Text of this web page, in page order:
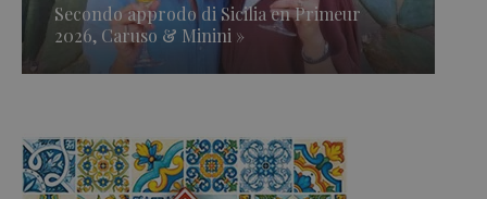
Secondo approdo di Sicilia en Primeur
2026, Caruso & Minini »